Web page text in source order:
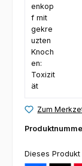
Zum
Dieses